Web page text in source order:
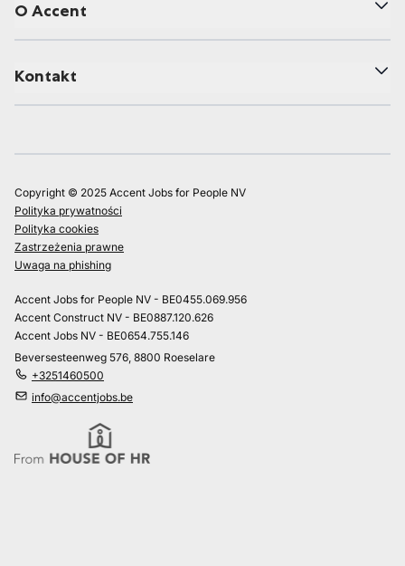
O Accent
Kontakt
Copyright © 2025 Accent Jobs for People NV
Polityka prywatności
Polityka cookies
Zastrzeżenia prawne
Uwaga na phishing
Accent Jobs for People NV - BE0455.069.956
Accent Construct NV - BE0887.120.626
Accent Jobs NV - BE0654.755.146
Beversesteenweg 576, 8800 Roeselare
+3251460500
info@accentjobs.be